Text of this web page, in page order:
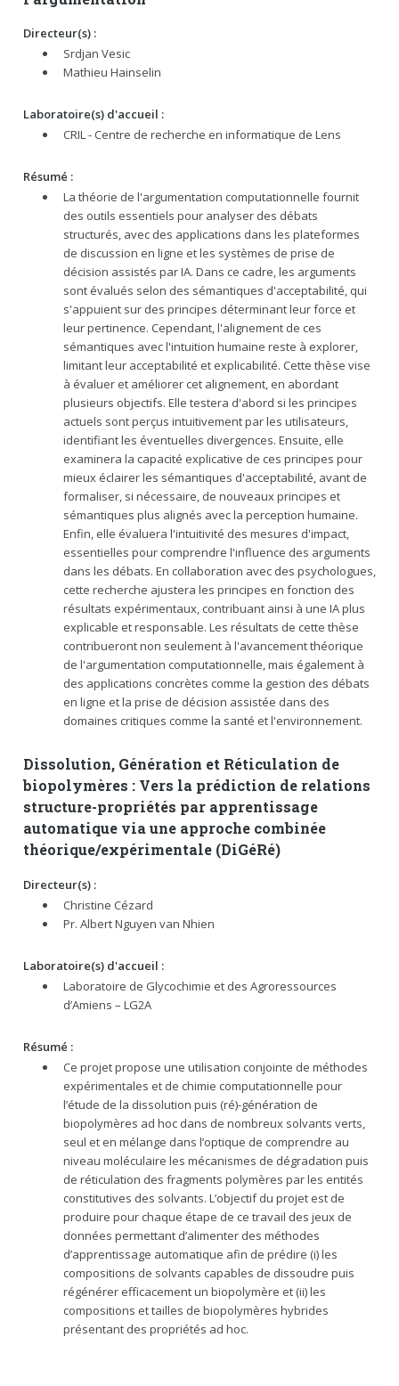
Directeur(s) :
Srdjan Vesic
Mathieu Hainselin
Laboratoire(s) d'accueil :
CRIL - Centre de recherche en informatique de Lens
Résumé :
La théorie de l'argumentation computationnelle fournit
des outils essentiels pour analyser des débats
structurés, avec des applications dans les plateformes
de discussion en ligne et les systèmes de prise de
décision assistés par IA. Dans ce cadre, les arguments
sont évalués selon des sémantiques d'acceptabilité, qui
s'appuient sur des principes déterminant leur force et
leur pertinence. Cependant, l'alignement de ces
sémantiques avec l'intuition humaine reste à explorer,
limitant leur acceptabilité et explicabilité. Cette thèse vise
à évaluer et améliorer cet alignement, en abordant
plusieurs objectifs. Elle testera d'abord si les principes
actuels sont perçus intuitivement par les utilisateurs,
identifiant les éventuelles divergences. Ensuite, elle
examinera la capacité explicative de ces principes pour
mieux éclairer les sémantiques d'acceptabilité, avant de
formaliser, si nécessaire, de nouveaux principes et
sémantiques plus alignés avec la perception humaine.
Enfin, elle évaluera l'intuitivité des mesures d'impact,
essentielles pour comprendre l'influence des arguments
dans les débats. En collaboration avec des psychologues,
cette recherche ajustera les principes en fonction des
résultats expérimentaux, contribuant ainsi à une IA plus
explicable et responsable. Les résultats de cette thèse
contribueront non seulement à l'avancement théorique
de l'argumentation computationnelle, mais également à
des applications concrètes comme la gestion des débats
en ligne et la prise de décision assistée dans des
domaines critiques comme la santé et l'environnement.
Dissolution, Génération et Réticulation de
biopolymères : Vers la prédiction de relations
structure-propriétés par apprentissage
automatique via une approche combinée
théorique/expérimentale (DiGéRé)
Directeur(s) :
Christine Cézard
Pr. Albert Nguyen van Nhien
Laboratoire(s) d'accueil :
Laboratoire de Glycochimie et des Agroressources
d’Amiens – LG2A
Résumé :
Ce projet propose une utilisation conjointe de méthodes
expérimentales et de chimie computationnelle pour
l’étude de la dissolution puis (ré)-génération de
biopolymères ad hoc dans de nombreux solvants verts,
seul et en mélange dans l’optique de comprendre au
niveau moléculaire les mécanismes de dégradation puis
de réticulation des fragments polymères par les entités
constitutives des solvants. L’objectif du projet est de
produire pour chaque étape de ce travail des jeux de
données permettant d’alimenter des méthodes
d’apprentissage automatique afin de prédire (i) les
compositions de solvants capables de dissoudre puis
régénérer efficacement un biopolymère et (ii) les
compositions et tailles de biopolymères hybrides
présentant des propriétés ad hoc.